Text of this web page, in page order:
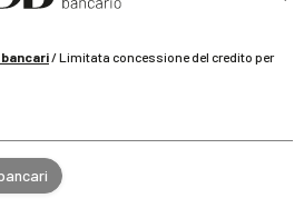
sulla POG dei prodotti
DETTAGLI
/Limitata concessione del credito per